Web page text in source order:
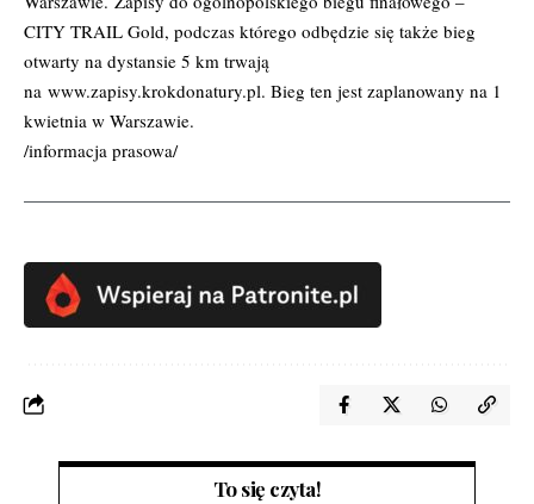
CITY TRAIL Gold, podczas którego odbędzie się także bieg
otwarty na dystansie 5 km trwają
na www.zapisy.krokdonatury.pl. Bieg ten jest zaplanowany na 1
kwietnia w Warszawie.
/informacja prasowa/
To się czyta!